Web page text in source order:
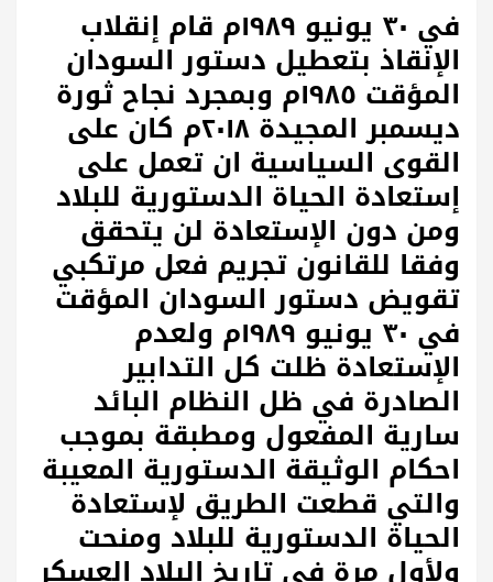
في ٣٠ يونيو ١٩٨٩م قام إنقلاب
الإنقاذ بتعطيل دستور السودان
المؤقت ١٩٨٥م وبمجرد نجاح ثورة
ديسمبر المجيدة ٢٠١٨م كان على
القوى السياسية ان تعمل على
إستعادة الحياة الدستورية للبلاد
ومن دون الإستعادة لن يتحقق
وفقا للقانون تجريم فعل مرتكبي
تقويض دستور السودان المؤقت
في ٣٠ يونيو ١٩٨٩م ولعدم
الإستعادة ظلت كل التدابير
الصادرة في ظل النظام البائد
سارية المفعول ومطبقة بموجب
احكام الوثيقة الدستورية المعيبة
والتي قطعت الطريق لإستعادة
الحياة الدستورية للبلاد ومنحت